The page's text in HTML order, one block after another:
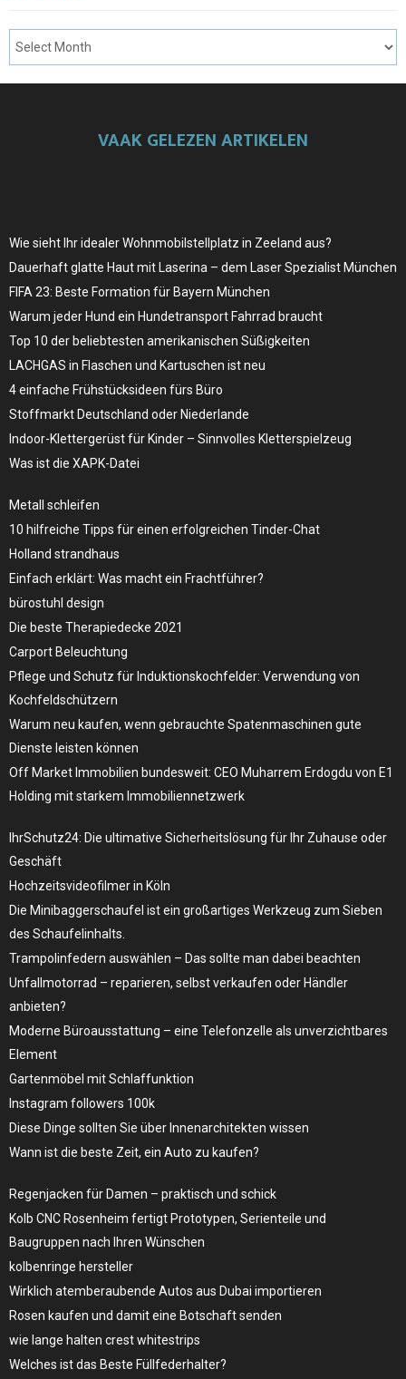
VAAK GELEZEN ARTIKELEN
Wie sieht Ihr idealer Wohnmobilstellplatz in Zeeland aus?
Dauerhaft glatte Haut mit Laserina – dem Laser Spezialist München
FIFA 23: Beste Formation für Bayern München
Warum jeder Hund ein Hundetransport Fahrrad braucht
Top 10 der beliebtesten amerikanischen Süßigkeiten
LACHGAS in Flaschen und Kartuschen ist neu
4 einfache Frühstücksideen fürs Büro
Stoffmarkt Deutschland oder Niederlande
Indoor-Klettergerüst für Kinder – Sinnvolles Kletterspielzeug
Was ist die XAPK-Datei
Metall schleifen
10 hilfreiche Tipps für einen erfolgreichen Tinder-Chat
Holland strandhaus
Einfach erklärt: Was macht ein Frachtführer?
bürostuhl design
Die beste Therapiedecke 2021
Carport Beleuchtung
Pflege und Schutz für Induktionskochfelder: Verwendung von
Kochfeldschützern
Warum neu kaufen, wenn gebrauchte Spatenmaschinen gute
Dienste leisten können
Off Market Immobilien bundesweit: CEO Muharrem Erdogdu von E1
Holding mit starkem Immobiliennetzwerk
IhrSchutz24: Die ultimative Sicherheitslösung für Ihr Zuhause oder
Geschäft
Hochzeitsvideofilmer in Köln
Die Minibaggerschaufel ist ein großartiges Werkzeug zum Sieben
des Schaufelinhalts.
Trampolinfedern auswählen – Das sollte man dabei beachten
Unfallmotorrad – reparieren, selbst verkaufen oder Händler
anbieten?
Moderne Büroausstattung – eine Telefonzelle als unverzichtbares
Element
Gartenmöbel mit Schlaffunktion
Instagram followers 100k
Diese Dinge sollten Sie über Innenarchitekten wissen
Wann ist die beste Zeit, ein Auto zu kaufen?
Regenjacken für Damen – praktisch und schick
Kolb CNC Rosenheim fertigt Prototypen, Serienteile und
Baugruppen nach Ihren Wünschen
kolbenringe hersteller
Wirklich atemberaubende Autos aus Dubai importieren
Rosen kaufen und damit eine Botschaft senden
wie lange halten crest whitestrips
Welches ist das Beste Füllfederhalter?